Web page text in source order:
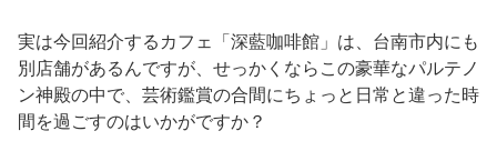
実は今回紹介するカフェ「深藍咖啡館」は、台南市内にも
別店舗があるんですが、せっかくならこの豪華なパルテノ
ン神殿の中で、芸術鑑賞の合間にちょっと日常と違った時
間を過ごすのはいかがですか？